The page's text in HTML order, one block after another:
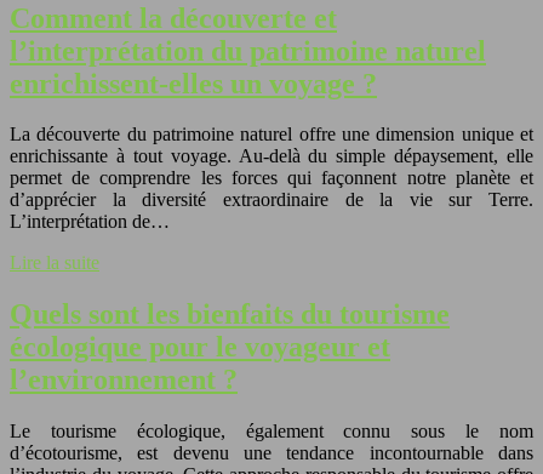
Comment la découverte et
l’interprétation du patrimoine naturel
enrichissent-elles un voyage ?
La découverte du patrimoine naturel offre une dimension unique et
enrichissante à tout voyage. Au-delà du simple dépaysement, elle
permet de comprendre les forces qui façonnent notre planète et
d’apprécier la diversité extraordinaire de la vie sur Terre.
L’interprétation de…
Lire la suite
Quels sont les bienfaits du tourisme
écologique pour le voyageur et
l’environnement ?
Le tourisme écologique, également connu sous le nom
d’écotourisme, est devenu une tendance incontournable dans